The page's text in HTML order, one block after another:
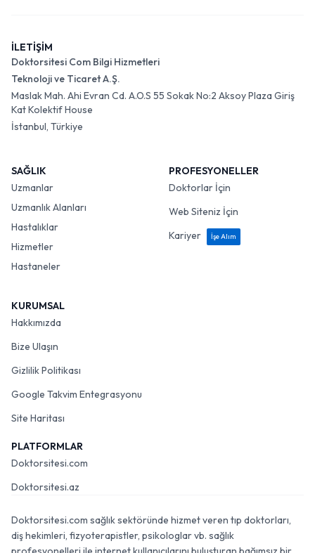
İLETİŞİM
Doktorsitesi Com Bilgi Hizmetleri
Teknoloji ve Ticaret A.Ş.
Maslak Mah. Ahi Evran Cd. A.O.S 55 Sokak No:2 Aksoy Plaza Giriş
Kat Kolektif House
İstanbul, Türkiye
SAĞLIK
Uzmanlar
Uzmanlık Alanları
Hastalıklar
Hizmetler
Hastaneler
PROFESYONELLER
Doktorlar İçin
Web Siteniz İçin
Kariyer
İşe Alım
KURUMSAL
Hakkımızda
Bize Ulaşın
Gizlilik Politikası
Google Takvim Entegrasyonu
Site Haritası
PLATFORMLAR
Doktorsitesi.com
Doktorsitesi.az
Doktorsitesi.com sağlık sektöründe hizmet veren tıp doktorları,
diş hekimleri, fizyoterapistler, psikologlar vb. sağlık